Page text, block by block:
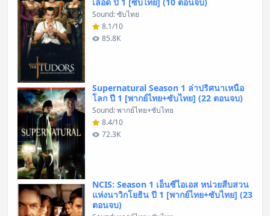
Sound: ซับไทย
8.1/10
85.8K
Supernatural Season 1 ล่าปริศนาเหนือ
โลก ปี 1 [พากย์ไทย+ซับไทย] (22 ตอนจบ)
Sound: พากย์ไทย+ซับไทย
8.4/10
72.3K
NCIS: Season 1 เอ็นซีไอเอส หน่วยสืบสวน
แห่งนาวิกโยธิน ปี 1 [พากย์ไทย+ซับไทย] (23
ตอนจบ)